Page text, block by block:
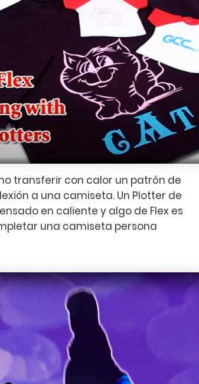
transferir con calor un patrón de
a una camiseta. Un Plotter de
en caliente y algo de Flex es
una camiseta persona